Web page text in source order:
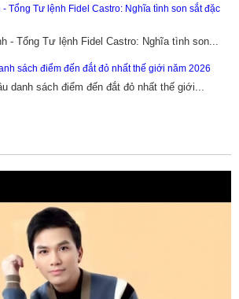
- Tổng Tư lệnh Fidel Castro: Nghĩa tình son...
danh sách điểm đến đắt đỏ nhất thế giới...